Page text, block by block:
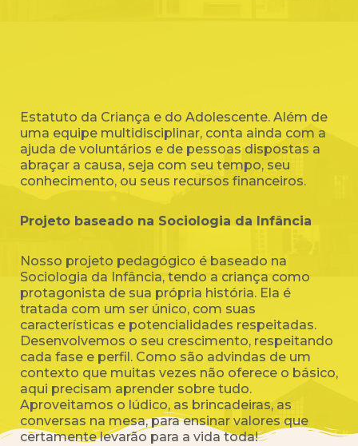
Estatuto da Criança e do Adolescente. Além de
uma equipe multidisciplinar, conta ainda com a
ajuda de voluntários e de pessoas dispostas a
abraçar a causa, seja com seu tempo, seu
conhecimento, ou seus recursos financeiros.
Projeto baseado na Sociologia da Infância
Nosso projeto pedagógico é baseado na
Sociologia da Infância, tendo a criança como
protagonista de sua própria história. Ela é
tratada com um ser único, com suas
características e potencialidades respeitadas.
Desenvolvemos o seu crescimento, respeitando
cada fase e perfil. Como são advindas de um
contexto que muitas vezes não oferece o básico,
aqui precisam aprender sobre tudo.
Aproveitamos o lúdico, as brincadeiras, as
conversas na mesa, para ensinar valores que
certamente levarão para a vida toda!